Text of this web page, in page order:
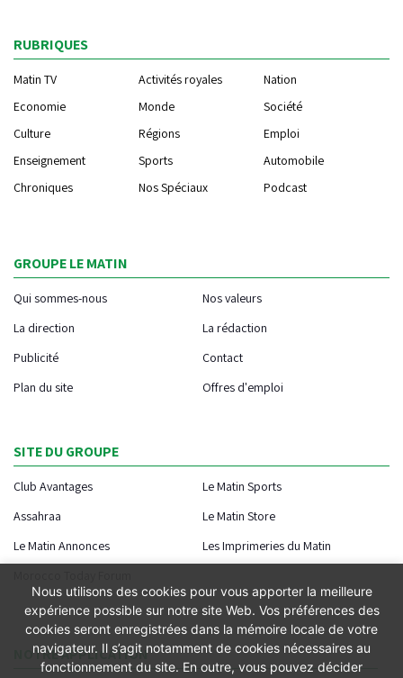
RUBRIQUES
Matin TV Activités royales
Nation
Economie
Monde
Société
Culture
Régions
Emploi
Enseignement
Sports
Automobile
Chroniques
Nos Spéciaux Podcast
GROUPE LE MATIN
Qui sommes-nous
Nos valeurs
La direction
La rédaction
Publicité
Contact
Plan du site
Offres d'emploi
SITE DU GROUPE
Club Avantages
Le Matin Sports
Assahraa
Le Matin Store
Le Matin Annonces
Les Imprimeries du Matin
NOTRE APPLICATION
Nous utilisons des cookies pour vous apporter la meilleure
expérience possible sur notre site Web. Vos préférences des
cookies seront enregistrées dans la mémoire locale de votre
navigateur. Il s’agit notamment de cookies nécessaires au
fonctionnement du site. En outre, vous pouvez décider